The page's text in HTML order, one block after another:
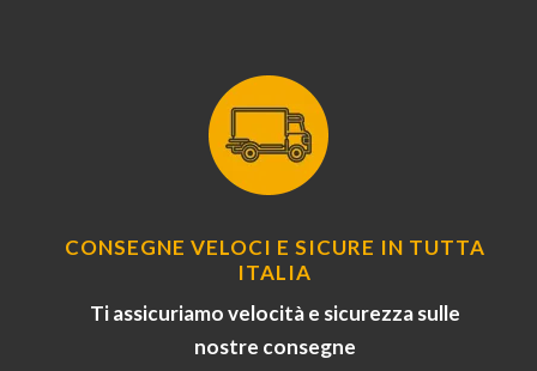
CONSEGNE VELOCI E SICURE IN TUTTA
ITALIA
Ti assicuriamo velocità e sicurezza sulle
nostre consegne